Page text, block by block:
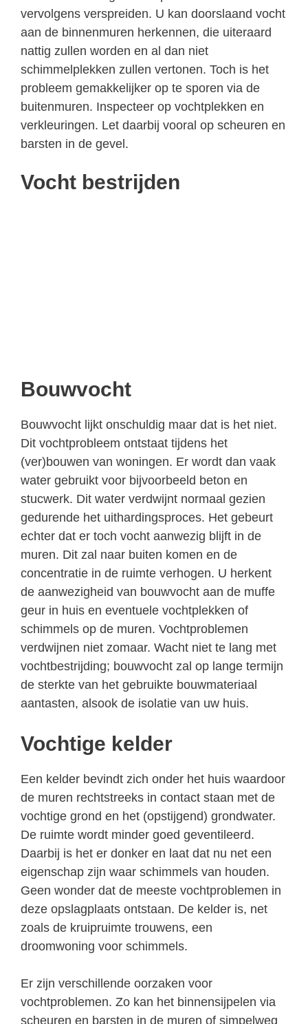
vervolgens verspreiden. U kan doorslaand vocht
aan de binnenmuren herkennen, die uiteraard
nattig zullen worden en al dan niet
schimmelplekken zullen vertonen. Toch is het
probleem gemakkelijker op te sporen via de
buitenmuren. Inspecteer op vochtplekken en
verkleuringen. Let daarbij vooral op scheuren en
barsten in de gevel.
Vocht bestrijden
Bouwvocht
Bouwvocht lijkt onschuldig maar dat is het niet.
Dit vochtprobleem ontstaat tijdens het
(ver)bouwen van woningen. Er wordt dan vaak
water gebruikt voor bijvoorbeeld beton en
stucwerk. Dit water verdwijnt normaal gezien
gedurende het uithardingsproces. Het gebeurt
echter dat er toch vocht aanwezig blijft in de
muren. Dit zal naar buiten komen en de
concentratie in de ruimte verhogen. U herkent
de aanwezigheid van bouwvocht aan de muffe
geur in huis en eventuele vochtplekken of
schimmels op de muren. Vochtproblemen
verdwijnen niet zomaar. Wacht niet te lang met
vochtbestrijding; bouwvocht zal op lange termijn
de sterkte van het gebruikte bouwmateriaal
aantasten, alsook de isolatie van uw huis.
Vochtige kelder
Een kelder bevindt zich onder het huis waardoor
de muren rechtstreeks in contact staan met de
vochtige grond en het (opstijgend) grondwater.
De ruimte wordt minder goed geventileerd.
Daarbij is het er donker en laat dat nu net een
eigenschap zijn waar schimmels van houden.
Geen wonder dat de meeste vochtproblemen in
deze opslagplaats ontstaan. De kelder is, net
zoals de kruipruimte trouwens, een
droomwoning voor schimmels.
Er zijn verschillende oorzaken voor
vochtproblemen. Zo kan het binnensijpelen via
scheuren en barsten in de muren of simpelweg